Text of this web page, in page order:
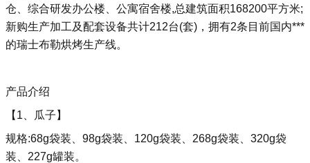
仓、综合研发办公楼、公寓宿舍楼,总建筑面积168200平方米;
新购生产加工及配套设备共计212台(套)，拥有2条目前国内***
的瑞士布勒烘烤生产线。
产品介绍
【1、瓜子】
规格:68g袋装、98g袋装、120g袋装、268g袋装、320g袋
装、227g罐装。